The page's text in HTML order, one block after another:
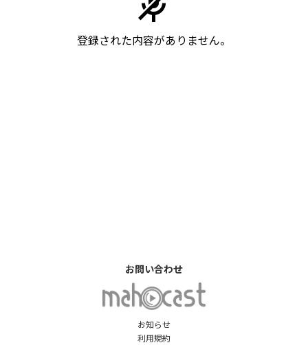
登録された内容がありません。
お知らせ
利用規約
お問い合わせ